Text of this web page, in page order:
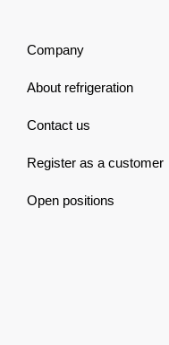
Company
About refrigeration
Contact us
Register as a customer
Open positions